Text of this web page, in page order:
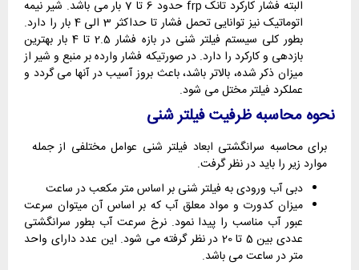
البته فشار کارکرد تانک frp حدود 6 تا 7 بار می باشد. شیر نیمه
اتوماتیک نیز توانایی تحمل فشار تا حداکثر 3 الی 4 بار را دارد.
بطور کلی سیستم فیلتر شنی در بازه فشار 2.5 تا 4 بار بهترین
بازدهی و کارکرد را دارد. در صورتیکه فشار وارده بر منبع و شیر از
میزان ذکر شده، بالاتر باشد، باعث بروز آسیب در آنها می گردد و
عملکرد فیلتر مختل می شود.
نحوه محاسبه ظرفیت فیلتر شنی
برای محاسبه سرانگشتی ابعاد فیلتر شنی عوامل مختلفی از جمله
موارد زیر را باید در نظر گرفت.
دبی آب ورودی به فیلتر شنی بر اساس متر مکعب در ساعت
میزان کدورت و مواد معلق آب که بر اساس آن میتوان سرعت
عبور آب مناسب را پیدا نمود. نرخ سرعت آب بطور سرانگشتی
عددی بین 5 تا 20 در نظر گرفته می شود. این عدد دارای واحد
متر در ساعت می باشد.